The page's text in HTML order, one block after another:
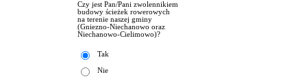
Czy jest Pan/Pani zwolennikiem
budowy ścieżek rowerowych
na terenie naszej gminy
(Gniezno-Niechanowo oraz
Niechanowo-Cielimowo)?
Tak
Nie